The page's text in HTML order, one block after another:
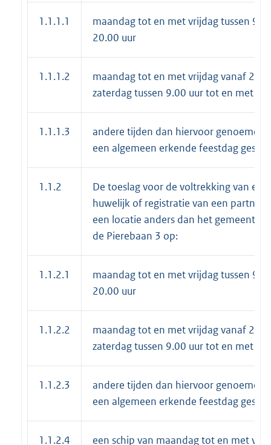
1.1.1.1
maandag tot en met vrijdag tussen
20.00 uur
1.1.1.2
maandag tot en met vrijdag vanaf
zaterdag tussen 9.00 uur tot en met
1.1.1.3
andere tijden dan hiervoor genoemd
een algemeen erkende feestdag
1.1.2
De toeslag voor de voltrekking van een
huwelijk of registratie van een
een locatie anders dan het
de Pierebaan 3 op:
1.1.2.1
maandag tot en met vrijdag tussen
20.00 uur
1.1.2.2
maandag tot en met vrijdag vanaf
zaterdag tussen 9.00 uur tot en met
1.1.2.3
andere tijden dan hiervoor genoemd
een algemeen erkende feestdag
1.1.2.4
een schip van maandag tot en met